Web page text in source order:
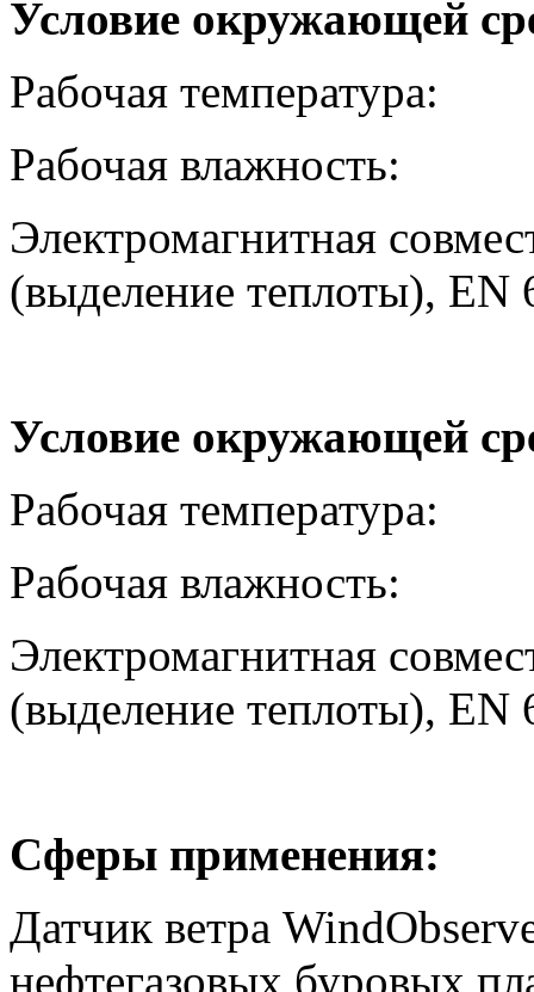
Условие окружающей
Рабочая
Рабочая
Электромагнитная
(выделение теплоты), EN
Условие окружающей
Рабочая
Рабочая
Электромагнитная
(выделение теплоты), EN
Сферы применения:
Датчик ветра
нефтегазовых буровых